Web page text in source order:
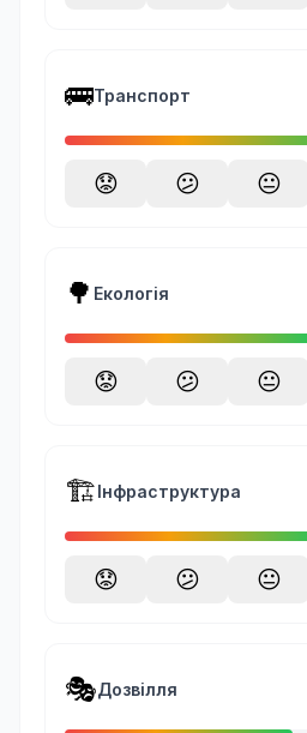
🚌Транспорт
😟 😕 😐
🌳 Екологія
😟 😕 😐
🏗️Інфраструктура
😟 😕 😐
🎭Дозвілля